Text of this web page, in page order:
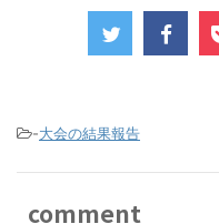
-大会の結果報告
comment